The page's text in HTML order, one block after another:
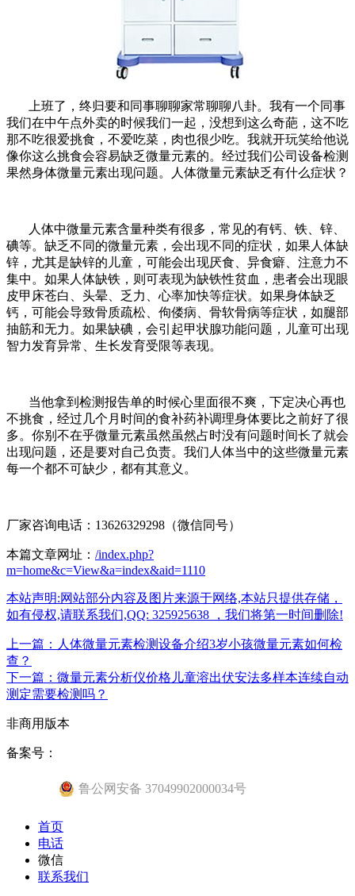
上班了，终归要和同事聊聊家常聊聊八卦。我有一个同事
我们在中午点外卖的时候我们一起，没想到这么奇葩，这不吃
那不吃很爱挑食，不爱吃菜，肉也很少吃。我就开玩笑给他说
像你这么挑食会容易缺乏微量元素的。经过我们公司设备检测
果然身体微量元素出现问题。人体微量元素缺乏有什么症状？
人体中微量元素含量种类有很多，常见的有钙、铁、锌、
碘等。缺乏不同的微量元素，会出现不同的症状，如果人体缺
锌，尤其是缺锌的儿童，可能会出现厌食、异食癖、注意力不
集中。如果人体缺铁，则可表现为缺铁性贫血，患者会出现眼
皮甲床苍白、头晕、乏力、心率加快等症状。如果身体缺乏
钙，可能会导致骨质疏松、佝偻病、骨软骨病等症状，如腿部
抽筋和无力。如果缺碘，会引起甲状腺功能问题，儿童可出现
智力发育异常、生长发育受限等表现。
当他拿到检测报告单的时候心里面很不爽，下定决心再也
不挑食，经过几个月时间的食补药补调理身体要比之前好了很
多。你别不在乎微量元素虽然虽然占时没有问题时间长了就会
出现问题，还是要对自己负责。我们人体当中的这些微量元素
每一个都不可缺少，都有其意义。
厂家咨询电话：13626329298（微信同号）
本篇文章网址： /index.php?
m=home&c=View&a=index&aid=1110
本站声明:网站部分内容及图片来源于网络,本站只提供存储，
如有侵权,请联系我们,QQ: 325925638 ，我们将第一时间删除!
上一篇：人体微量元素检测设备介绍3岁小孩微量元素如何检
查？
下一篇：微量元素分析仪价格儿童溶出伏安法多样本连续自动
测定需要检测吗？
非商用版本
备案号：
鲁公网安备 37049902000034号
首页
电话
微信
联系我们